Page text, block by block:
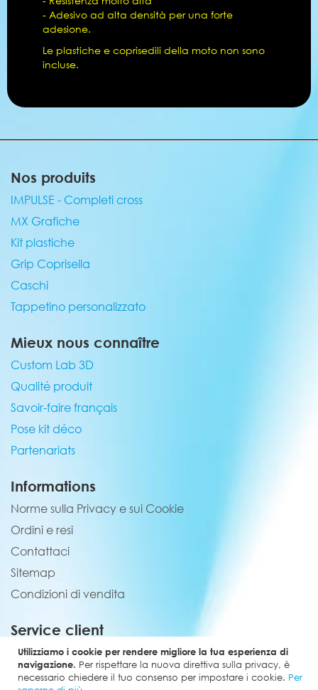
Utilizziamo i cookie per rendere migliore la tua esperienza di
navigazione. Per rispettare la nuova direttiva sulla privacy, è
necessario chiedere il tuo consenso per impostare i cookie. Per
- Adesivo ad alta densità per una forte
adesione.
Le plastiche e coprisedili della moto non sono
incluse.
Nos produits
IMPULSE - Completi cross
MX Grafiche
Kit plastiche
Grip Coprisella
Caschi
Tappetino personalizzato
Mieux nous connaître
Custom Lab 3D
Qualité produit
Savoir-faire français
Pose kit déco
Partenariats
Informations
Norme sulla Privacy e sui Cookie
Ordini e resi
Contattaci
Sitemap
Condizioni di vendita
Service client
02 44 84 90 44
contact@elevenmx.com